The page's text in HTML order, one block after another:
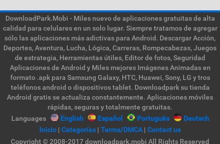
DownloadPark.Mobi - Miles nuevo de aplicaciones gratuitas de alta
calidad para celulares en un solo lugar. Siempre tratamos de agregar
sólo las aplicaciones más adictivas para Android. Descargar Acción,
Deportes, Aventura, Lucha, Lógica, Carreras, Rompecabezas, Juegos
de estrategia, Herramientas útiles, Editor de fotos, Seguridad
Aplicaciones de Android y Miles mejores Imágenes Animadas en
formato .apk para Samsung Galaxy, HTC, Huawei, Sony, LG y tros
teléfonos android o dispositivos tablet. Downloadpark su tienda
Android gratis se actualiza constantemente. Aplicaciones móviles
rápidas, seguras y totalmente gratuitas.
Languages
English Español Português
Deutsch
Inicio | Categorías | Terms/DMCA| Contact us
Copyright © 2008-2017 downloadpark.mobi All Rights Reserved